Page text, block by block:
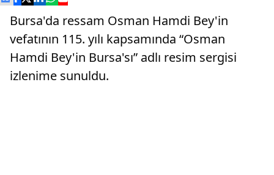
Bursa'da ressam Osman Hamdi Bey'in
vefatının 115. yılı kapsamında “Osman
Hamdi Bey'in Bursa'sı” adlı resim sergisi
izlenime sunuldu.